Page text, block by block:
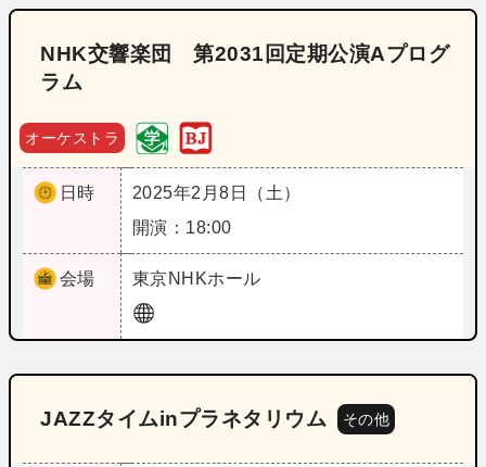
NHK交響楽団 第2031回定期公演Aプログ
ラム
オーケストラ
日時
2025年2月8日（土）
開演：18:00
会場 東京NHKホール
JAZZタイムinプラネタリウム その他